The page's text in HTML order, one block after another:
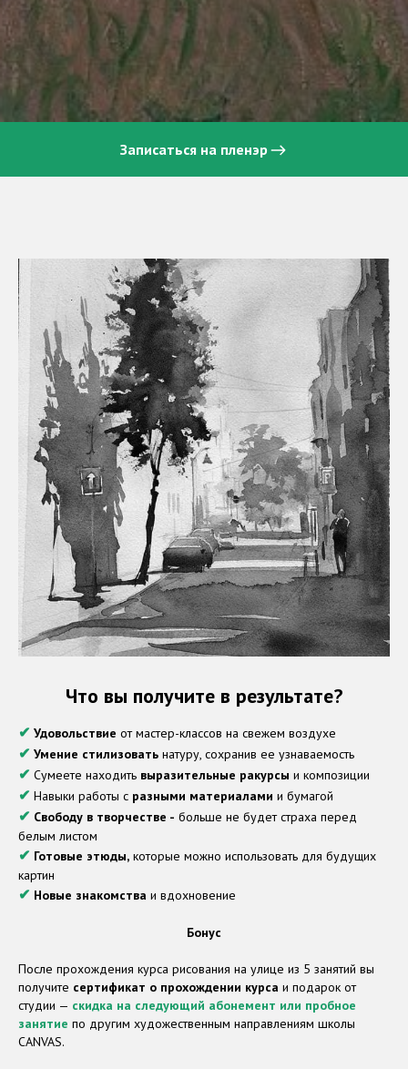
Записаться на пленэр
Что вы получите в результате?
✔ Удовольствие от мастер-классов на свежем воздухе
✔ Умение стилизовать натуру, сохранив ее узнаваемость
✔ Сумеете находить выразительные ракурсы и композиции
✔ Навыки работы с разными материалами и бумагой
✔ Свободу в творчестве - больше не будет страха перед
белым листом
✔ Готовые этюды, которые можно использовать для будущих
картин
✔ Новые знакомства и вдохновение
Бонус
После прохождения курса рисования на улице из 5 занятий вы
получите сертификат о прохождении курса и подарок от
студии — скидка на следующий абонемент или пробное
занятие по другим художественным направлениям школы
CANVAS.